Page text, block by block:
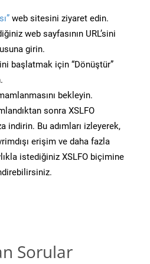
web sitesini ziyaret edin.
web sayfasının URL’sini
girin.
başlatmak için “Dönüştür”
bekleyin.
sonra XSLFO
indirin. Bu adımları izleyerek,
erişim ve daha fazla
istediğiniz XSLFO biçimine
Sorular